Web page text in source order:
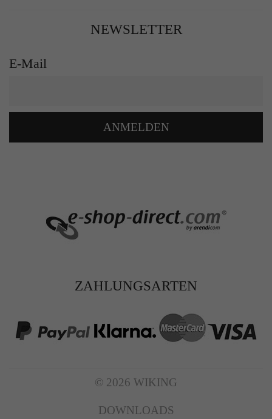
NEWSLETTER
E-Mail
ANMELDEN
ZAHLUNGSARTEN
© 2026 WIKING
DOWNLOADS